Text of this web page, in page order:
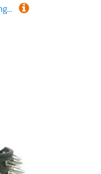
TPIONEER 15 mm Starkes Hundetrainingshalsband aus Metall, Würgekette aus Edelstahl für Pitbulls und Bulldoggen großer Rassen – Silber und Gold